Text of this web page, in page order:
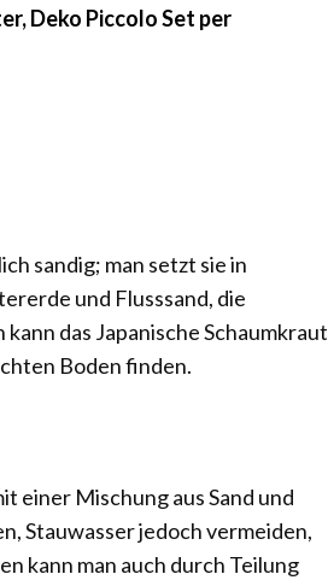
Deko Piccolo Set per
sandig; man setzt sie in
und Flusssand, die
das Japanische Schaumkraut
Boden finden.
einer Mischung aus Sand und
Stauwasser jedoch vermeiden,
kann man auch durch Teilung